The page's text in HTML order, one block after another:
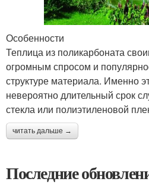
Особенности
Теплица из поликарбоната
огромным спросом и
структуре материала. Именно
невероятно длительный срок
стекла или полиэтиленовой
читать дальше →
Последние